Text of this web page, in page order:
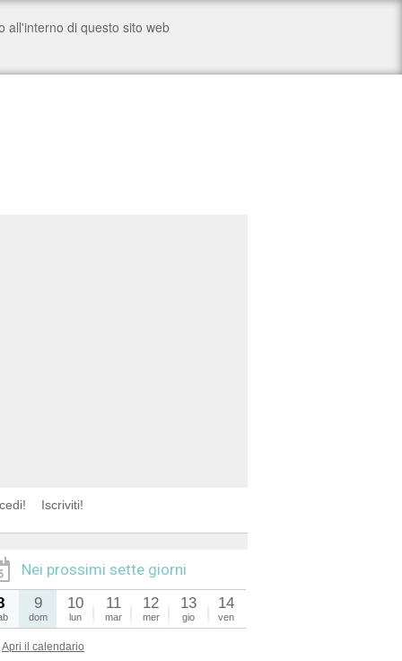
Iscriviti!
Nei prossimi sette giorni
9
dom
10
lun
11
mar
12
mer
13
gio
14
ven
Apri il calendario